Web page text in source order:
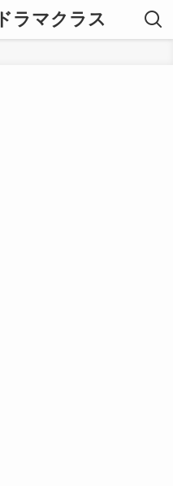
ラマクラス